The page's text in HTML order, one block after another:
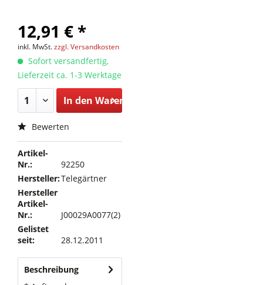
12,91 € *
inkl. MwSt.zzgl. Versandkosten
Sofort versandfertig,
Lieferzeit ca. 1-3 Werktage
In den Warenkorb
Bewerten
Artikel-
Nr.:
92250
Hersteller:Telegärtner
Hersteller
Artikel-
Nr.:
J00029A0077(2)
Gelistet
seit:
28.12.2011
Beschreibung